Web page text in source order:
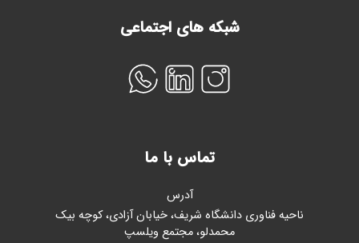
شبکه های اجتماعی
تماس با ما
آدرس
ناحیه فناوری دانشگاه شریف، خیابان آزادی، کوچه بیک
محمدلو، مجتمع ویلسپ